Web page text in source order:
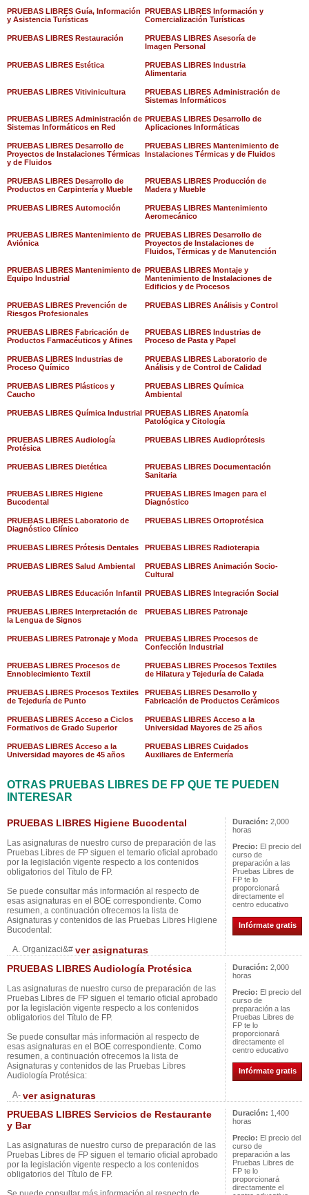
PRUEBAS LIBRES Guía, Información
y Asistencia Turísticas
PRUEBAS LIBRES Información y
Comercialización Turísticas
PRUEBAS LIBRES Restauración
PRUEBAS LIBRES Asesoría de
Imagen Personal
PRUEBAS LIBRES Estética
PRUEBAS LIBRES Industria
Alimentaria
PRUEBAS LIBRES Vitivinicultura
PRUEBAS LIBRES Administración de
Sistemas Informáticos
PRUEBAS LIBRES Administración de
Sistemas Informáticos en Red
PRUEBAS LIBRES Desarrollo de
Aplicaciones Informáticas
PRUEBAS LIBRES Desarrollo de
Proyectos de Instalaciones Térmicas
y de Fluidos
PRUEBAS LIBRES Mantenimiento de
Instalaciones Térmicas y de Fluidos
PRUEBAS LIBRES Desarrollo de
Productos en Carpintería y Mueble
PRUEBAS LIBRES Producción de
Madera y Mueble
PRUEBAS LIBRES Automoción
PRUEBAS LIBRES Mantenimiento
Aeromecánico
PRUEBAS LIBRES Mantenimiento de
Aviónica
PRUEBAS LIBRES Desarrollo de
Proyectos de Instalaciones de
Fluidos, Térmicas y de Manutención
PRUEBAS LIBRES Mantenimiento de
Equipo Industrial
PRUEBAS LIBRES Montaje y
Mantenimiento de Instalaciones de
Edificios y de Procesos
PRUEBAS LIBRES Prevención de
Riesgos Profesionales
PRUEBAS LIBRES Análisis y Control
PRUEBAS LIBRES Fabricación de
Productos Farmacéuticos y Afines
PRUEBAS LIBRES Industrias de
Proceso de Pasta y Papel
PRUEBAS LIBRES Industrias de
Proceso Químico
PRUEBAS LIBRES Laboratorio de
Análisis y de Control de Calidad
PRUEBAS LIBRES Plásticos y
Caucho
PRUEBAS LIBRES Química
Ambiental
PRUEBAS LIBRES Química Industrial PRUEBAS LIBRES Anatomía
Patológica y Citología
PRUEBAS LIBRES Audiología
Protésica
PRUEBAS LIBRES Audioprótesis
PRUEBAS LIBRES Dietética
PRUEBAS LIBRES Documentación
Sanitaria
PRUEBAS LIBRES Higiene
Bucodental
PRUEBAS LIBRES Imagen para el
Diagnóstico
PRUEBAS LIBRES Laboratorio de
Diagnóstico Clínico
PRUEBAS LIBRES Ortoprotésica
PRUEBAS LIBRES Prótesis Dentales PRUEBAS LIBRES Radioterapia
PRUEBAS LIBRES Salud Ambiental
PRUEBAS LIBRES Animación Socio-
Cultural
PRUEBAS LIBRES Educación Infantil PRUEBAS LIBRES Integración Social
PRUEBAS LIBRES Interpretación de
la Lengua de Signos
PRUEBAS LIBRES Patronaje
PRUEBAS LIBRES Patronaje y Moda
PRUEBAS LIBRES Procesos de
Confección Industrial
PRUEBAS LIBRES Procesos de
Ennoblecimiento Textil
PRUEBAS LIBRES Procesos Textiles
de Hilatura y Tejeduría de Calada
PRUEBAS LIBRES Procesos Textiles
de Tejeduría de Punto
PRUEBAS LIBRES Desarrollo y
Fabricación de Productos Cerámicos
PRUEBAS LIBRES Acceso a Ciclos
Formativos de Grado Superior
PRUEBAS LIBRES Acceso a la
Universidad Mayores de 25 años
PRUEBAS LIBRES Acceso a la
Universidad mayores de 45 años
PRUEBAS LIBRES Cuidados
Auxiliares de Enfermería
OTRAS PRUEBAS LIBRES DE FP QUE TE PUEDEN
INTERESAR
PRUEBAS LIBRES Higiene Bucodental
Las asignaturas de nuestro curso de preparación de las
Pruebas Libres de FP siguen el temario oficial aprobado
por la legislación vigente respecto a los contenidos
obligatorios del Título de FP.
Se puede consultar más información al respecto de
esas asignaturas en el BOE correspondiente. Como
resumen, a continuación ofrecemos la lista de
Asignaturas y contenidos de las Pruebas Libres Higiene
Bucodental:
A. Organizaci&# ver asignaturas
Duración: 2,000
horas
Precio: El precio del
curso de
preparación a las
Pruebas Libres de
FP te lo
proporcionará
directamente el
centro educativo
Infórmate gratis
PRUEBAS LIBRES Audiología Protésica
Las asignaturas de nuestro curso de preparación de las
Pruebas Libres de FP siguen el temario oficial aprobado
por la legislación vigente respecto a los contenidos
obligatorios del Título de FP.
Se puede consultar más información al respecto de
esas asignaturas en el BOE correspondiente. Como
resumen, a continuación ofrecemos la lista de
Asignaturas y contenidos de las Pruebas Libres
Audiología Protésica:
A- ver asignaturas
Duración: 2,000
horas
Precio: El precio del
curso de
preparación a las
Pruebas Libres de
FP te lo
proporcionará
directamente el
centro educativo
Infórmate gratis
PRUEBAS LIBRES Servicios de Restaurante
y Bar
Las asignaturas de nuestro curso de preparación de las
Pruebas Libres de FP siguen el temario oficial aprobado
por la legislación vigente respecto a los contenidos
obligatorios del Título de FP.
Duración: 1,400
horas
Precio: El precio del
curso de
preparación a las
Pruebas Libres de
FP te lo
proporcionará
directamente el